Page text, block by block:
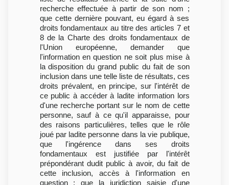
recherche effectuée à partir de son nom ;
que cette dernière pouvant, eu égard à ses
droits fondamentaux au titre des articles 7 et
8 de la Charte des droits fondamentaux de
l'Union européenne, demander que
l'information en question ne soit plus mise à
la disposition du grand public du fait de son
inclusion dans une telle liste de résultats, ces
droits prévalent, en principe, sur l'intérêt de
ce public à accéder à ladite information lors
d'une recherche portant sur le nom de cette
personne, sauf à ce qu'il apparaisse, pour
des raisons particulières, telles que le rôle
joué par ladite personne dans la vie publique,
que l'ingérence dans ses droits
fondamentaux est justifiée par l'intérêt
prépondérant dudit public à avoir, du fait de
cette inclusion, accès à l'information en
question ; que la juridiction saisie d'une